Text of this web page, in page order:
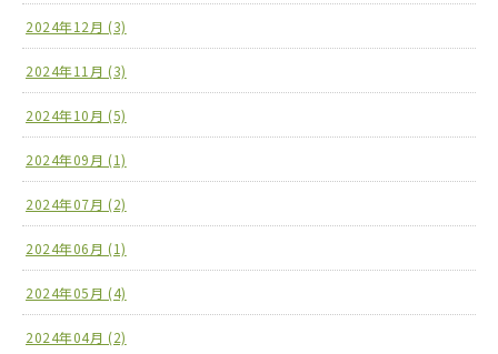
2024年12月 (3)
2024年11月 (3)
2024年10月 (5)
2024年09月 (1)
2024年07月 (2)
2024年06月 (1)
2024年05月 (4)
2024年04月 (2)